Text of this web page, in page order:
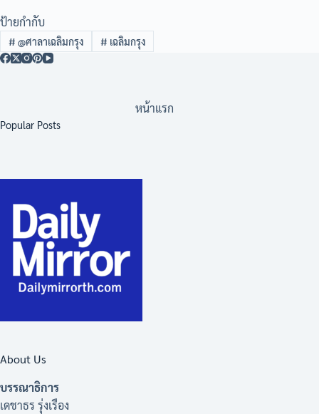
ป้ายกำกับ
# @ศาลาเฉลิมกรุง # เฉลิมกรุง
หน้าแรก
Popular Posts
About Us
บรรณาธิการ
เดชาธร รุ่งเรือง